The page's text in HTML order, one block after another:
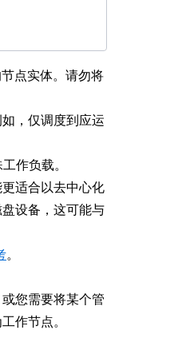
点实体。请勿将
，仅调度到应运
作负载。
适合以去中心化
设备，这可能与
。
您需要将某个管
作节点。